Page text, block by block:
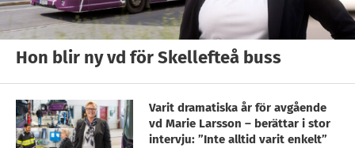
Hon blir ny vd för Skellefteå buss
Varit dramatiska år för avgående
vd Marie Larsson – berättar i stor
intervju: ”Inte alltid varit enkelt”